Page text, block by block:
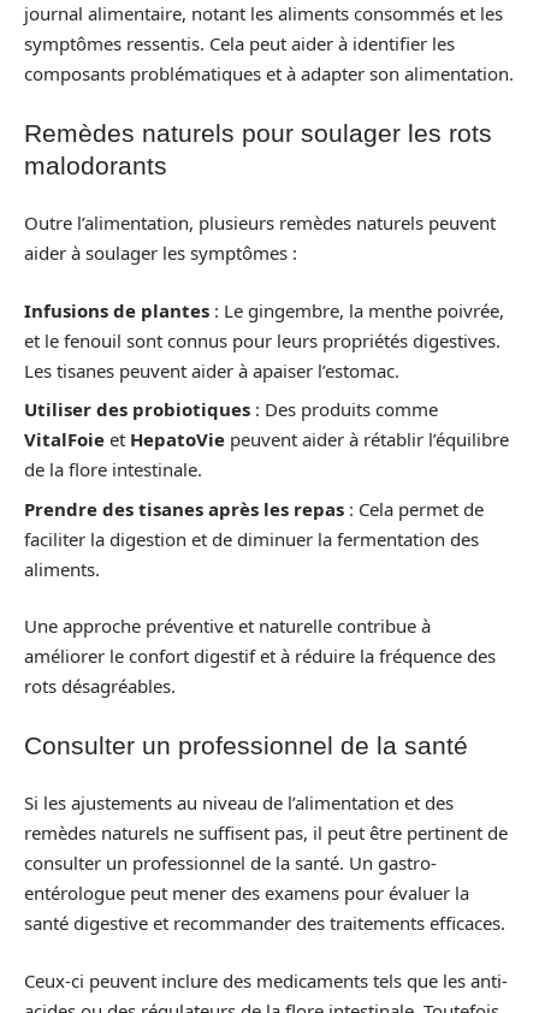
journal alimentaire, notant les aliments consommés et les
symptômes ressentis. Cela peut aider à identifier les
composants problématiques et à adapter son alimentation.
Remèdes naturels pour soulager les rots
malodorants
Outre l’alimentation, plusieurs remèdes naturels peuvent
aider à soulager les symptômes :
Infusions de plantes : Le gingembre, la menthe poivrée,
et le fenouil sont connus pour leurs propriétés digestives.
Les tisanes peuvent aider à apaiser l’estomac.
Utiliser des probiotiques : Des produits comme
VitalFoie et HepatoVie peuvent aider à rétablir l’équilibre
de la flore intestinale.
Prendre des tisanes après les repas : Cela permet de
faciliter la digestion et de diminuer la fermentation des
aliments.
Une approche préventive et naturelle contribue à
améliorer le confort digestif et à réduire la fréquence des
rots désagréables.
Consulter un professionnel de la santé
Si les ajustements au niveau de l’alimentation et des
remèdes naturels ne suffisent pas, il peut être pertinent de
consulter un professionnel de la santé. Un gastro-
entérologue peut mener des examens pour évaluer la
santé digestive et recommander des traitements efficaces.
Ceux-ci peuvent inclure des medicaments tels que les anti-